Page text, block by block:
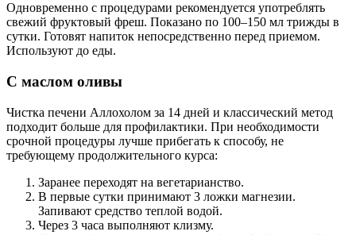
Одновременно с процедурами рекомендуется употреблять
свежий фруктовый фреш. Показано по 100–150 мл трижды в
сутки. Готовят напиток непосредственно перед приемом.
Используют до еды.
С маслом оливы
Чистка печени Аллохолом за 14 дней и классический метод
подходит больше для профилактики. При необходимости
срочной процедуры лучше прибегать к способу, не
требующему продолжительного курса:
Заранее переходят на вегетарианство.
В первые сутки принимают 3 ложки магнезии.
Запивают средство теплой водой.
Через 3 часа выполняют клизму.